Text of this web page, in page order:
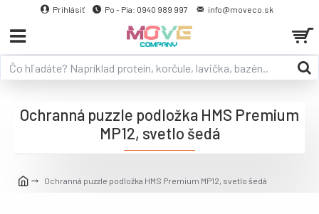
Prihlásiť Po - Pia: 0940 989 997 info@moveco.sk
Ochranná puzzle podložka HMS Premium MP12, svetlo šedá
Ochranná puzzle podložka HMS Premium
MP12, svetlo šedá